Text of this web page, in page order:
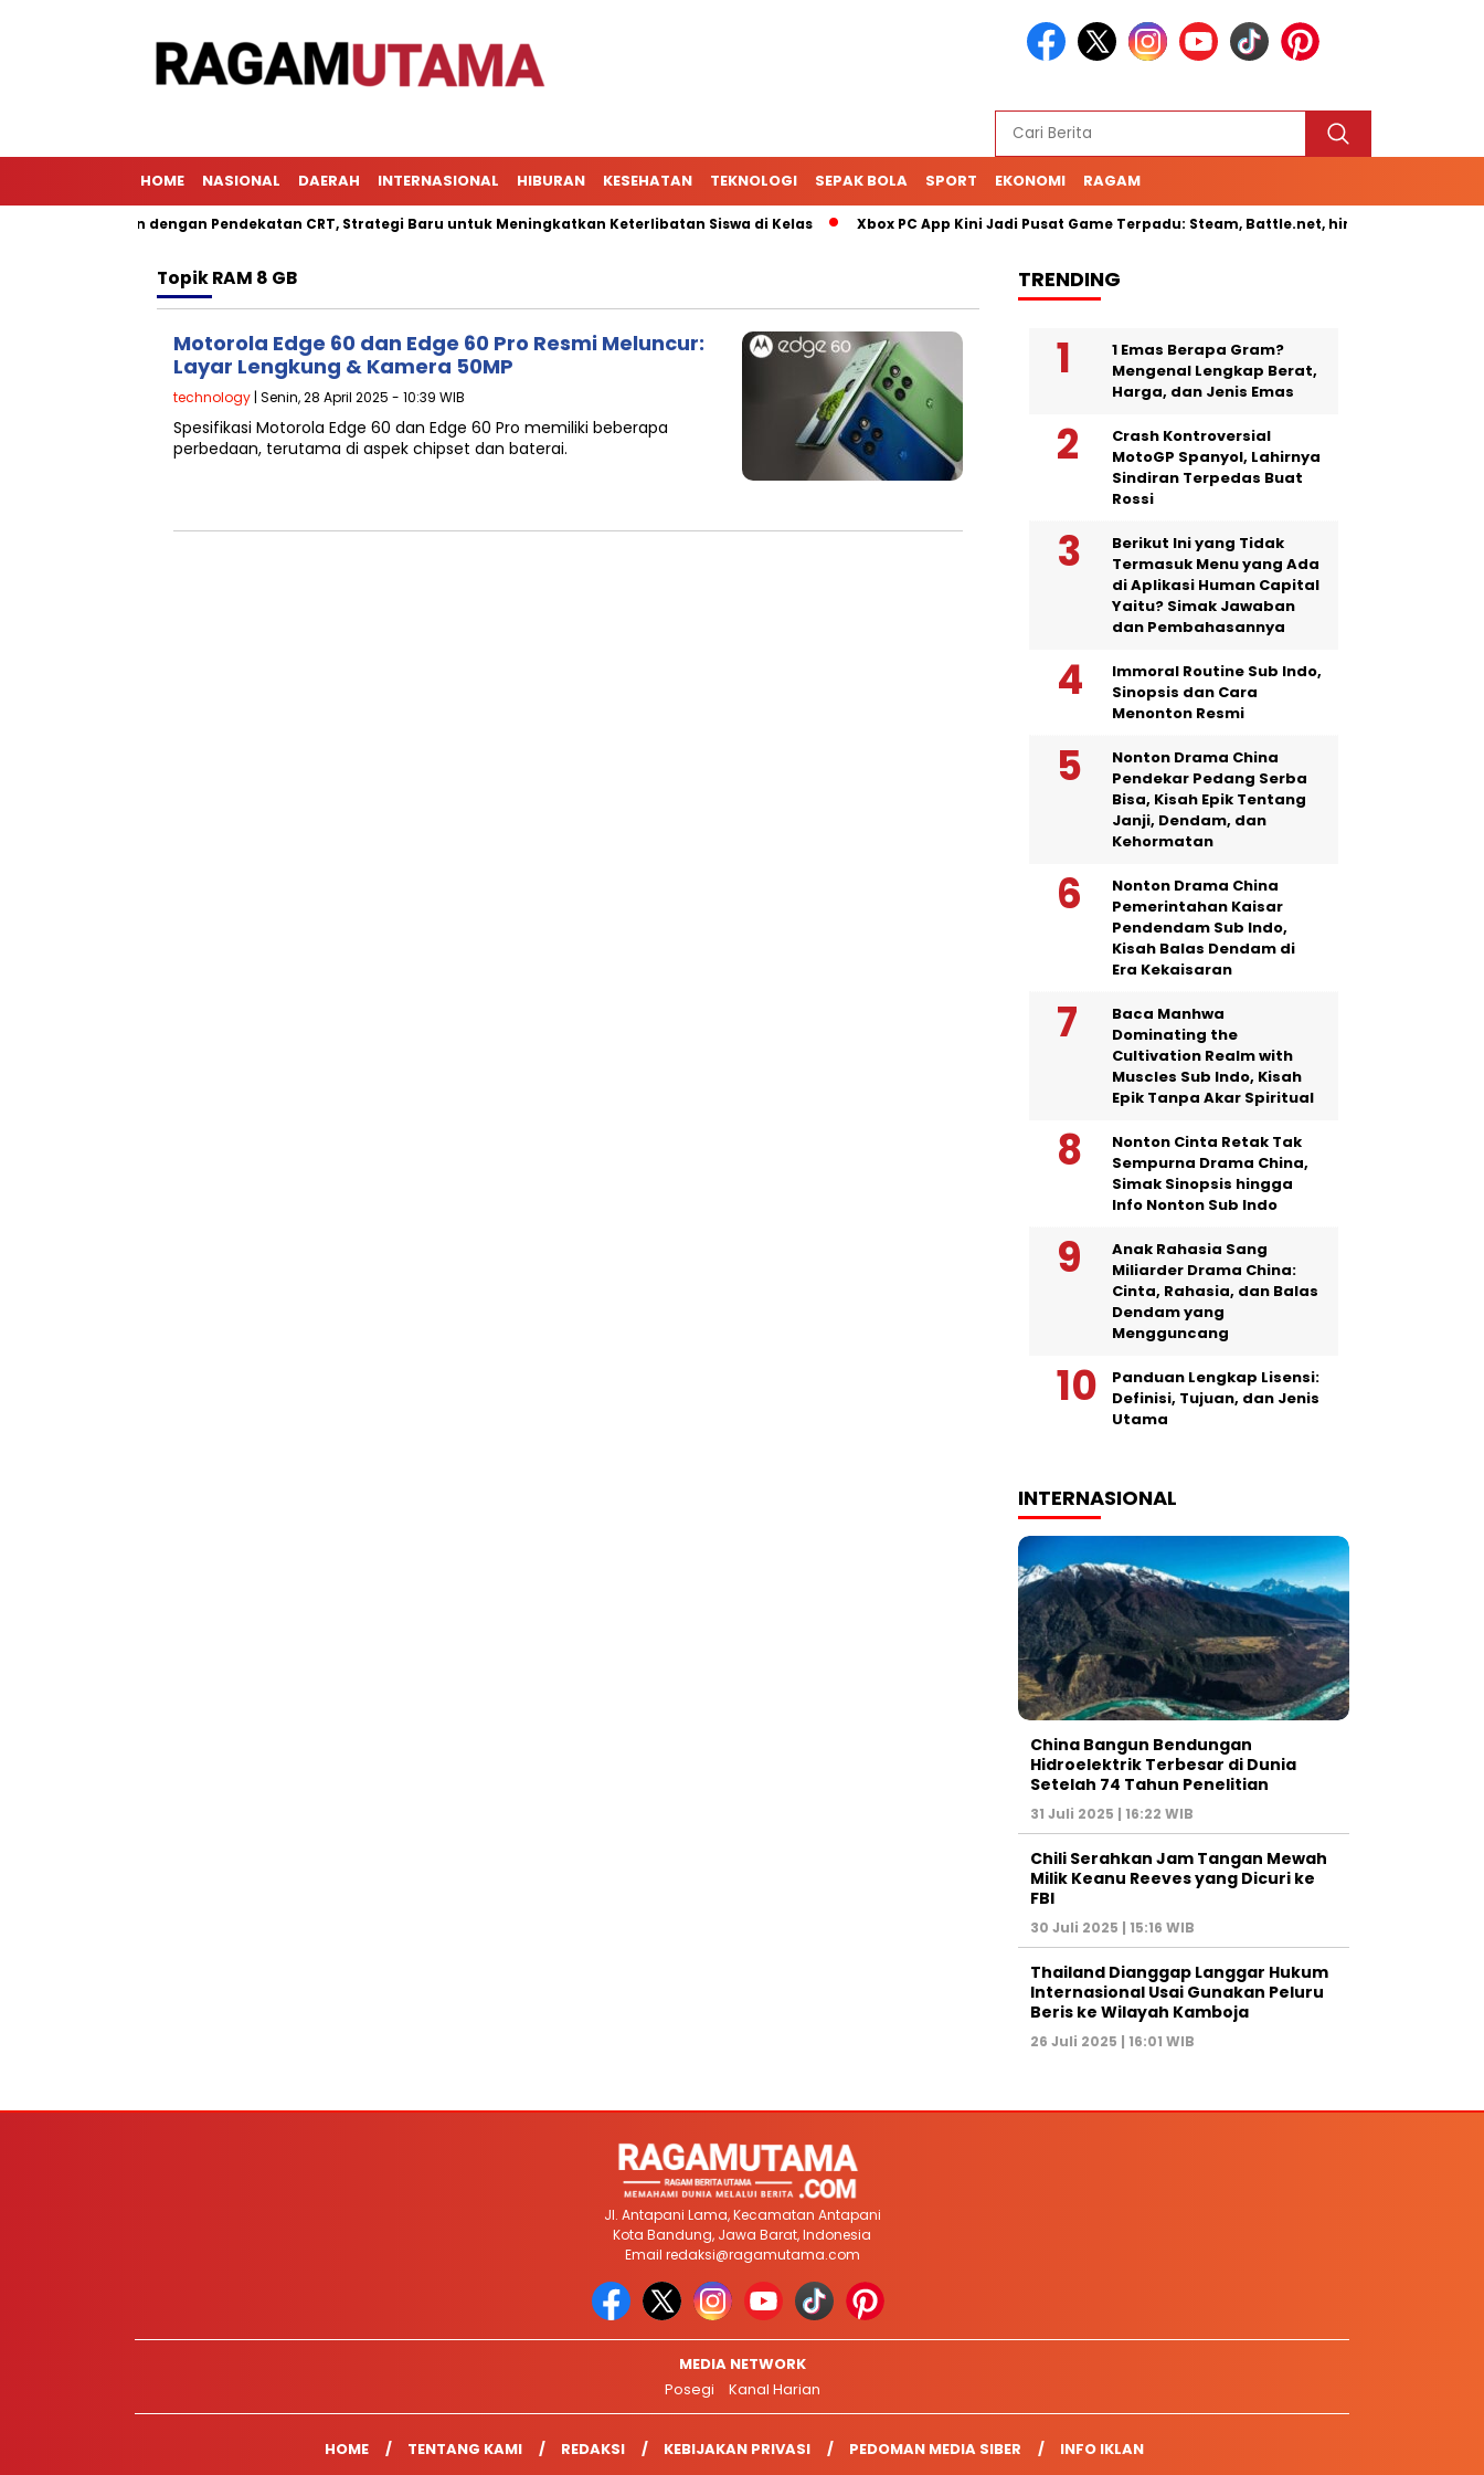
HOME NASIONAL DAERAH INTERNASIONAL HIBURAN KESEHATAN TEKNOLOGI SEPAK BOLA SPORT EKONOMI RAGAM
Pembelajaran dengan Pendekatan CRT, Strategi Baru untuk Meningkatkan Keterlibatan Siswa di Kelas Xbox PC App Kini Jadi Pusat Game Terpadu: Steam, Battle.net, hingga Cloud Gaming
TopikRAM 8 GB
Motorola Edge 60 dan Edge 60 Pro Resmi Meluncur:
Layar Lengkung & Kamera 50MP
technology | Senin, 28 April 2025 - 10:39 WIB
Spesifikasi Motorola Edge 60 dan Edge 60 Pro memiliki beberapa
perbedaan, terutama di aspek chipset dan baterai.
TRENDING
1 Emas Berapa Gram?
Mengenal Lengkap Berat,
Harga, dan Jenis Emas
Crash Kontroversial
MotoGP Spanyol, Lahirnya
Sindiran Terpedas Buat
Rossi
Berikut Ini yang Tidak
Termasuk Menu yang Ada
di Aplikasi Human Capital
Yaitu? Simak Jawaban
dan Pembahasannya
Immoral Routine Sub Indo,
Sinopsis dan Cara
Menonton Resmi
Nonton Drama China
Pendekar Pedang Serba
Bisa, Kisah Epik Tentang
Janji, Dendam, dan
Kehormatan
Nonton Drama China
Pemerintahan Kaisar
Pendendam Sub Indo,
Kisah Balas Dendam di
Era Kekaisaran
Baca Manhwa
Dominating the
Cultivation Realm with
Muscles Sub Indo, Kisah
Epik Tanpa Akar Spiritual
Nonton Cinta Retak Tak
Sempurna Drama China,
Simak Sinopsis hingga
Info Nonton Sub Indo
Anak Rahasia Sang
Miliarder Drama China:
Cinta, Rahasia, dan Balas
Dendam yang
Mengguncang
Panduan Lengkap Lisensi:
Definisi, Tujuan, dan Jenis
Utama
INTERNASIONAL
China Bangun Bendungan
Hidroelektrik Terbesar di Dunia
Setelah 74 Tahun Penelitian
31 Juli 2025 | 16:22 WIB
Chili Serahkan Jam Tangan Mewah
Milik Keanu Reeves yang Dicuri ke
FBI
30 Juli 2025 | 15:16 WIB
Thailand Dianggap Langgar Hukum
Internasional Usai Gunakan Peluru
Beris ke Wilayah Kamboja
26 Juli 2025 | 16:01 WIB
Jl. Antapani Lama, Kecamatan Antapani
Kota Bandung, Jawa Barat, Indonesia
Email redaksi@ragamutama.com
MEDIA NETWORK
Posegi
Kanal Harian
HOME TENTANG KAMI REDAKSI KEBIJAKAN PRIVASI PEDOMAN MEDIA SIBER INFO IKLAN